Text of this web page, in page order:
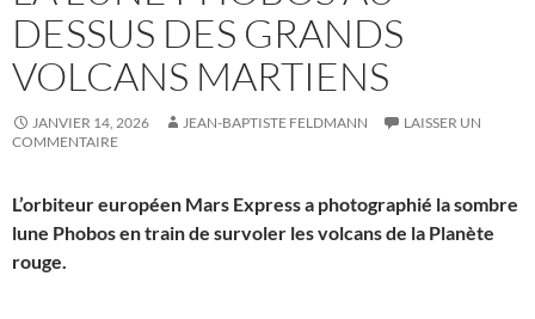
DESSUS DES GRANDS
VOLCANS MARTIENS
JANVIER 14, 2026 JEAN-BAPTISTE FELDMANN
LAISSER UN
COMMENTAIRE
L’orbiteur européen Mars Express a photographié la sombre
lune Phobos en train de survoler les volcans de la Planète
rouge.